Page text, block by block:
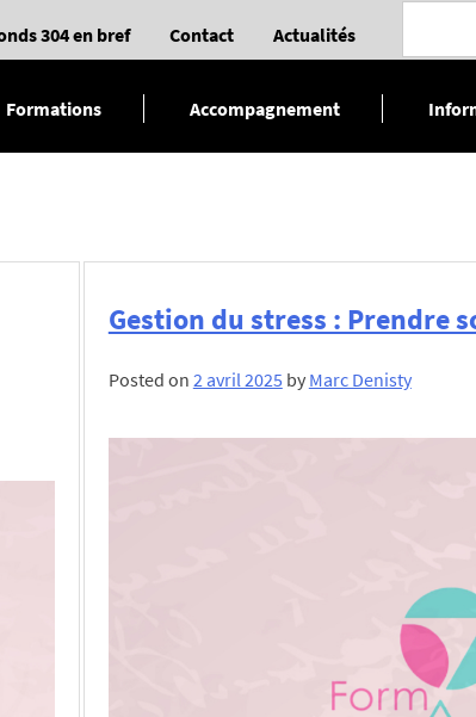
304 en bref Contact Actualités
Formations Accompagnement
Gestion du stress : Prendre
Posted on 2 avril 2025 by Marc Denisty